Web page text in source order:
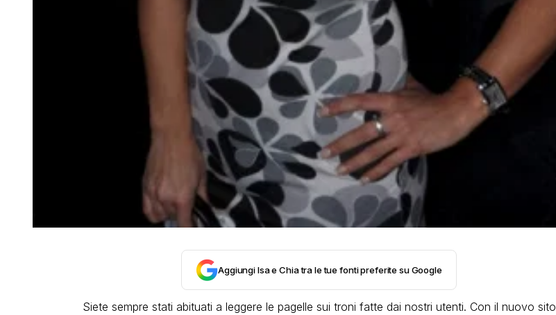
Aggiungi Isa e Chia tra le tue fonti preferite su Google
Siete sempre stati abituati a leggere le pagelle sui troni fatte dai nostri utenti. Con il nuovo sito